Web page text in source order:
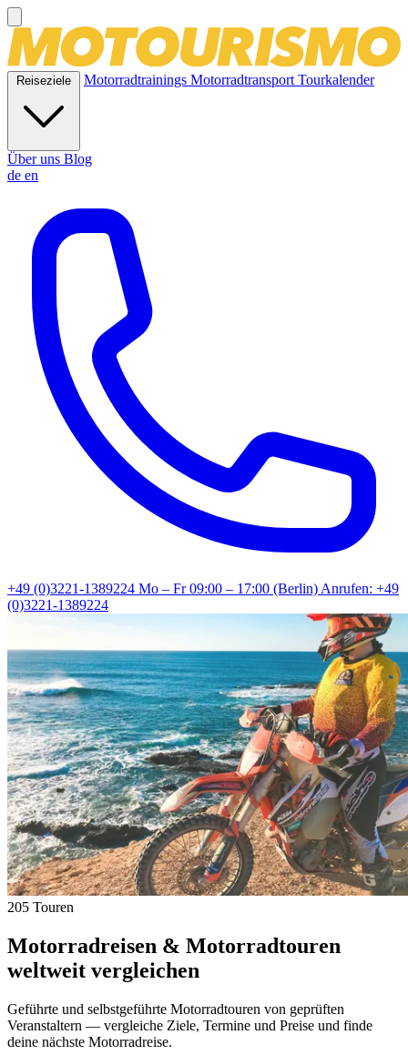
Reiseziele Motorradtrainings MotorradtransportTourkalender
Über uns Blog
de en
+49 (0)3221-1389224 Mo – Fr 09:00 – 17:00 (Berlin)Anrufen: +49
(0)3221-1389224
205 Touren
Motorradreisen & Motorradtouren
weltweit vergleichen
Geführte und selbstgeführte Motorradtouren von geprüften
Veranstaltern — vergleiche Ziele, Termine und Preise und finde
deine nächste Motorradreise.